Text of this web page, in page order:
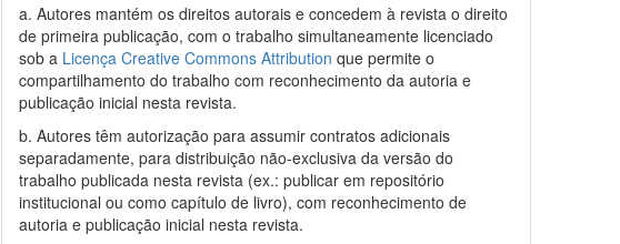
a. Autores mantém os direitos autorais e concedem à revista o direito
de primeira publicação, com o trabalho simultaneamente licenciado
sob a Licença Creative Commons Attribution que permite o
compartilhamento do trabalho com reconhecimento da autoria e
publicação inicial nesta revista.
b. Autores têm autorização para assumir contratos adicionais
separadamente, para distribuição não-exclusiva da versão do
trabalho publicada nesta revista (ex.: publicar em repositório
institucional ou como capítulo de livro), com reconhecimento de
autoria e publicação inicial nesta revista.